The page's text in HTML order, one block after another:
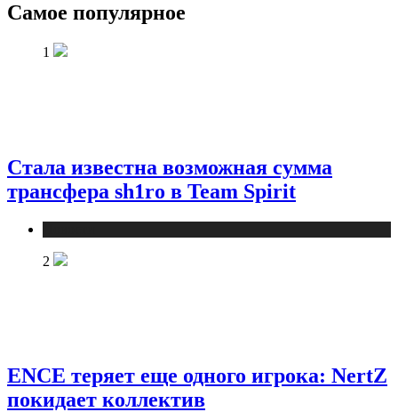
Самое популярное
1
Стала известна возможная сумма
трансфера sh1ro в Team Spirit
2
ENCE теряет еще одного игрока: NertZ
покидает коллектив